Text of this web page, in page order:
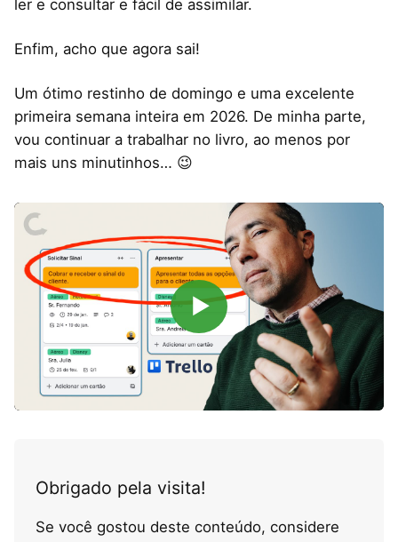
ler e consultar e fácil de assimilar.
Enfim, acho que agora sai!
Um ótimo restinho de domingo e uma excelente
primeira semana inteira em 2026. De minha parte,
vou continuar a trabalhar no livro, ao menos por
mais uns minutinhos… 😉
▶
Obrigado pela visita!
Se você gostou deste conteúdo, considere